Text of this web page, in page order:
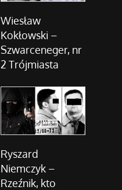
Wiesław
Kokłowski –
Szwarceneger, nr
2 Trójmiasta
Ryszard
Niemczyk –
Rzeźnik, kto